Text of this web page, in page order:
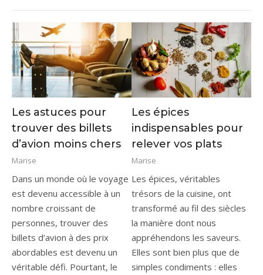
Les astuces pour
trouver des billets
d’avion moins chers
Marise
Dans un monde où le voyage
est devenu accessible à un
nombre croissant de
personnes, trouver des
billets d’avion à des prix
abordables est devenu un
véritable défi. Pourtant, le
Les épices
indispensables pour
relever vos plats
Marise
Les épices, véritables
trésors de la cuisine, ont
transformé au fil des siècles
la manière dont nous
appréhendons les saveurs.
Elles sont bien plus que de
simples condiments : elles